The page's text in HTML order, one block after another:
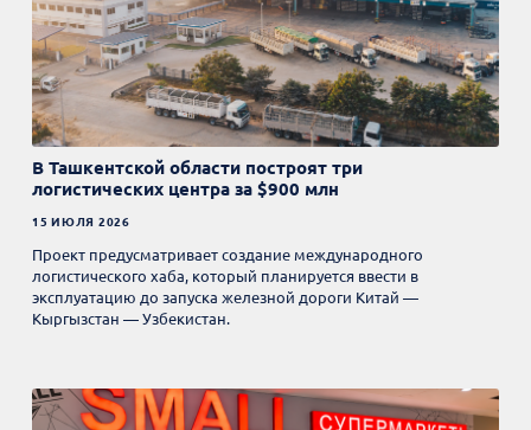
В Ташкентской области построят три
логистических центра за $900 млн
15 ИЮЛЯ 2026
Проект предусматривает создание международного
логистического хаба, который планируется ввести в
эксплуатацию до запуска железной дороги Китай —
Кыргызстан — Узбекистан.